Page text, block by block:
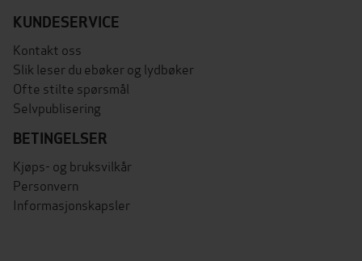
KUNDESERVICE
Kontakt oss
Slik leser du ebøker og lydbøker
Ofte stilte spørsmål
Selvpublisering
BETINGELSER
Kjøps- og bruksvilkår
Personvern
Informasjonskapsler